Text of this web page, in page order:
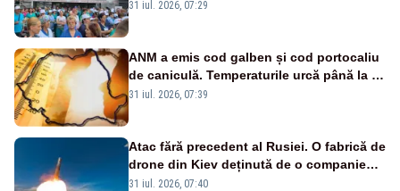
Legii salarizării
31 iul. 2026, 07:29
ANM a emis cod galben și cod portocaliu
de caniculă. Temperaturile urcă până la 38
de grade, iar nopțile devin tropicale
31 iul. 2026, 07:39
Atac fără precedent al Rusiei. O fabrică de
drone din Kiev deținută de o companie
americană, distrusă de o rachetă
31 iul. 2026, 07:40